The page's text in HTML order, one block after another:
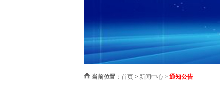
当前位置： 首页> 新闻中心> 通知公告